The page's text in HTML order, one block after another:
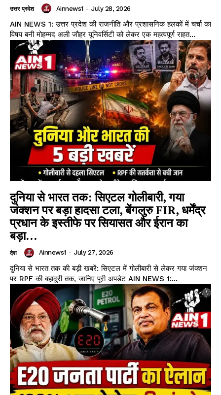
Facebook
X WhatsApp
Share
उत्तर प्रदेश Ainnews1 - July 28, 2026
AIN NEWS 1: उत्तर प्रदेश की राजनीति और प्रशासनिक हलकों में चर्चा का
विषय बनी मोहम्मद अली जौहर यूनिवर्सिटी को लेकर एक महत्वपूर्ण राहत...
दुनिया से भारत तक: सिएटल गोलीबारी, गया
जंक्शन पर बड़ा हादसा टला, बेंगलुरु FIR, धर्मेंद्र
प्रधान के इस्तीफे पर सियासत और ईरान का
बड़ा...
देश Ainnews1 - July 27, 2026
दुनिया से भारत तक की बड़ी खबरें: सिएटल में गोलीबारी से लेकर गया जंक्शन
पर RPF की बहादुरी तक, जानिए पूरी अपडेट AIN NEWS 1:...